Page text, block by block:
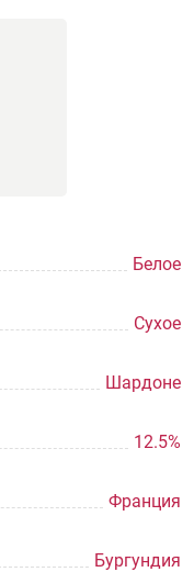
Белое
Сухое
Шардоне
12.5%
Франция
Бургундия